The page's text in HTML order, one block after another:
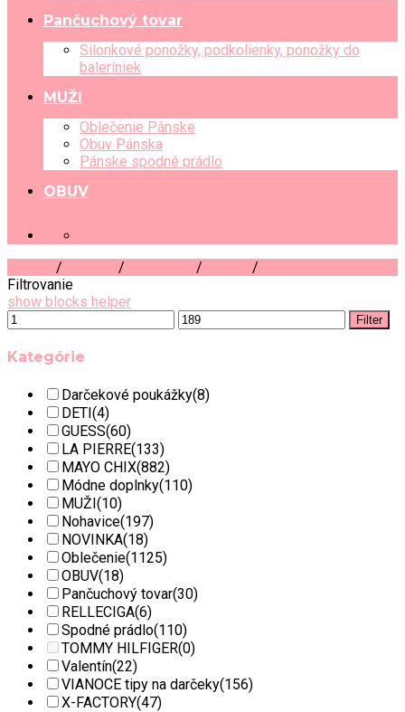
Pančuchový tovar
Silonkové ponožky, podkolienky, ponožky do
baleríniek
MUŽI
Oblečenie Pánske
Obuv Pánska
Pánske spodné prádlo
OBUV
/ / / /
Filtrovanie
show blocks helper
Filter
Kategórie
Darčekové poukážky(8)
DETI(4)
GUESS(60)
LA PIERRE(133)
MAYO CHIX(882)
Módne doplnky(110)
MUŽI(10)
Nohavice(197)
NOVINKA(18)
Oblečenie(1125)
OBUV(18)
Pančuchový tovar(30)
RELLECIGA(6)
Spodné prádlo(110)
TOMMY HILFIGER(0)
Valentín(22)
VIANOCE tipy na darčeky(156)
X-FACTORY(47)